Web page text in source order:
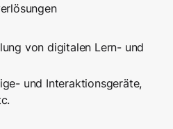
von digitalen Lern- und
und Interaktionsgeräte,